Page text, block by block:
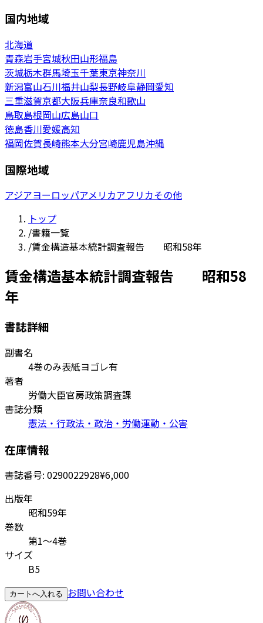
国内地域
北海道
青森岩手宮城秋田山形福島
茨城栃木群馬埼玉千葉東京神奈川
新潟富山石川福井山梨長野岐阜静岡愛知
三重滋賀京都大阪兵庫奈良和歌山
鳥取島根岡山広島山口
徳島香川愛媛高知
福岡佐賀長崎熊本大分宮崎鹿児島沖縄
国際地域
アジアヨーロッパアメリカアフリカその他
トップ
/書籍一覧
/賃金構造基本統計調査報告 昭和58年
賃金構造基本統計調査報告 昭和58
年
書誌詳細
副書名
4巻のみ表紙ヨゴレ有
著者
労働大臣官房政策調査課
書誌分類
憲法・行政法・政治・労働運動・公害
在庫情報
書誌番号: 0290022928¥6,000
出版年
昭和59年
巻数
第1～4巻
サイズ
B5
カートへ入れる お問い合わせ